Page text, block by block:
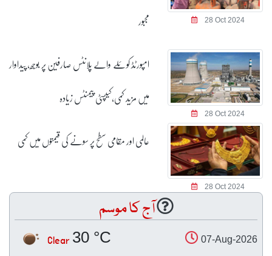
28 Oct 2024
مجبور
28 Oct 2024
امپورٹڈ کوئلے والے پلانٹس صارفین پر بوجھ، پیداوار
میں مزید کمی،کیپسٹی پیمنٹس زیادہ
28 Oct 2024
عالمی اور مقامی سطح پر سونے کی قیمتوں میں کمی
آج کا موسم
07-Aug-2026
30 °C
Clear